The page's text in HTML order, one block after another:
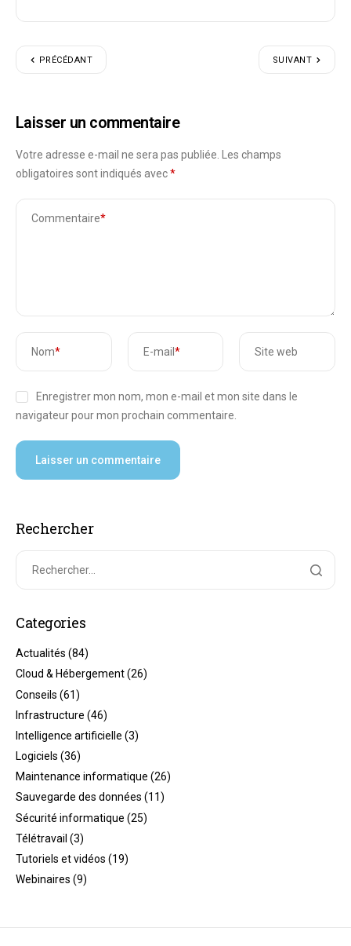
PRÉCÉDANT SUIVANT
Laisser un commentaire
Votre adresse e-mail ne sera pas publiée.
Les champs
obligatoires sont indiqués avec*
Commentaire*
Nom* E-mail * Site web
Enregistrer mon nom, mon e-mail et mon site dans le
navigateur pour mon prochain commentaire.
Rechercher
Categories
Actualités (84)
Cloud & Hébergement(26)
Conseils (61)
Infrastructure (46)
Intelligence artificielle (3)
Logiciels (36)
Maintenance informatique (26)
Sauvegarde des données (11)
Sécurité informatique (25)
Télétravail (3)
Tutoriels et vidéos (19)
Webinaires (9)